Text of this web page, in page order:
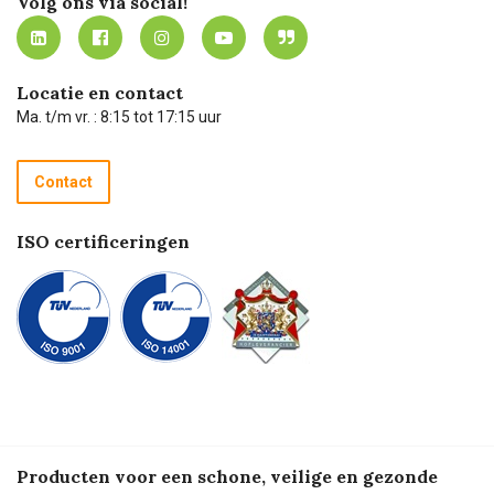
MVO
Mijn Carel Lurvink instructievideo's
Carel Lurvink App
Hulp op afstand
Technische dienst
Recycle programma
Betalen
Tevreden klanten
Carel Lurvink Blog
Carel de podcast
Locatie en contact
Ma. t/m vr. : 8:15 tot 17:15 uur
Contact
ISO certificeringen
Producten voor een schone, veilige en gezonde